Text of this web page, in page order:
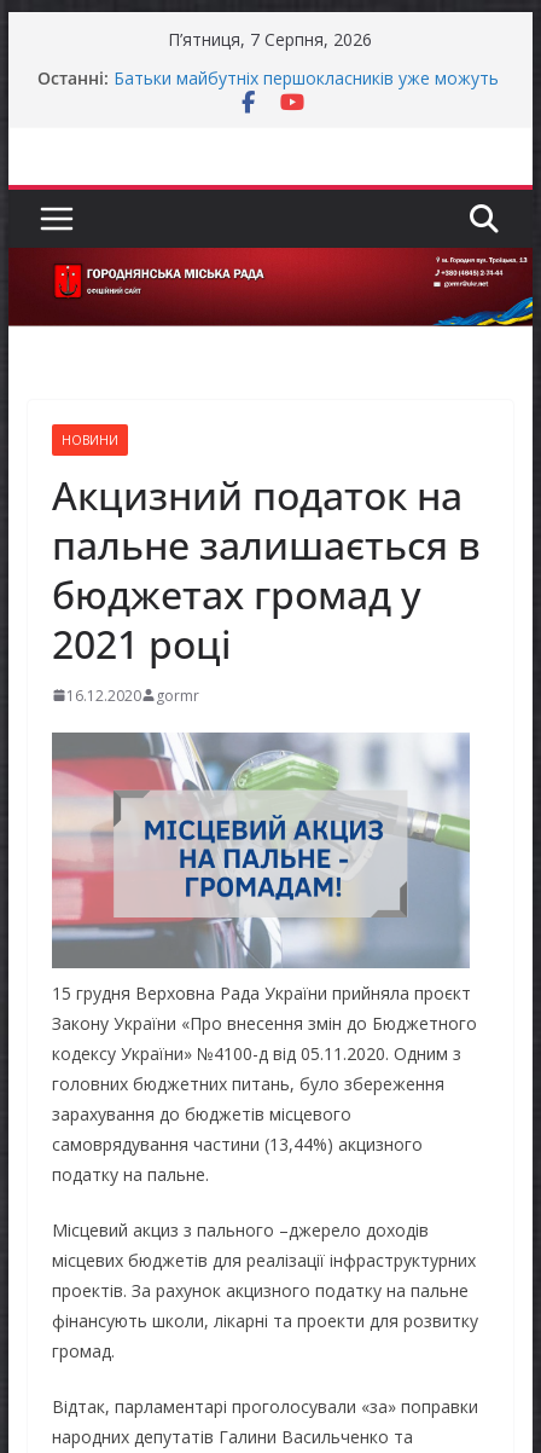
П’ятниця, 7 Серпня, 2026
Останні: Батьки майбутніх першокласників уже можуть
оформити «Пакунок школяра»
присудження Премії Кабінету Міністрів України
енергетичної стійкості України
Уповноважений Верховної Ради України з
прав людини проводить опитування щодо
реалізації права осіб з інвалідністю на працю
НОВИНИ
Акцизний податок на
пальне залишається в
бюджетах громад у
2021 році
16.12.2020 gormr
15 грудня Верховна Рада України прийняла проєкт
Закону України «Про внесення змін до Бюджетного
кодексу України» №4100-д від 05.11.2020. Одним з
головних бюджетних питань, було збереження
зарахування до бюджетів місцевого
самоврядування частини (13,44%) акцизного
податку на пальне.
Місцевий акциз з пального –джерело доходів
місцевих бюджетів для реалізації інфраструктурних
проектів. За рахунок акцизного податку на пальне
фінансують школи, лікарні та проекти для розвитку
громад.
Відтак, парламентарі проголосували «за» поправки
народних депутатів Галини Васильченко та